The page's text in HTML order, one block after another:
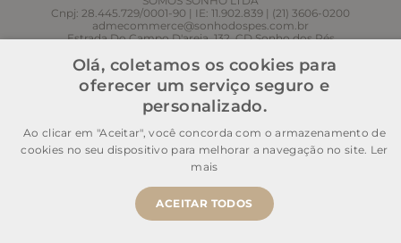
Cnpj: 28.445.729/0001-90 | IE: 11.902.839 | (21) 3606-0200
admecommerce@sonhodospes.com.br
Estrada Do Campo D'areia, 132, CD Sonho dos Pés
Olá, coletamos os cookies para
oferecer um serviço seguro e
personalizado.
Ao clicar em "Aceitar", você concorda com o armazenamento de
cookies no seu dispositivo para melhorar a navegação no site. Ler
mais
ACEITAR TODOS